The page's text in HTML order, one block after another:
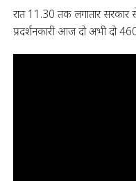
रात 11.30 तक लगातार सरकार
प्रदर्शनकारी आज दो अभी दो